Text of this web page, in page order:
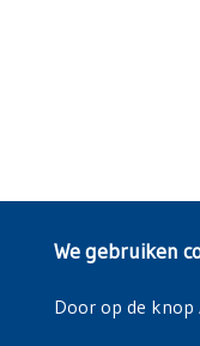
We gebruiken
Door op de knop